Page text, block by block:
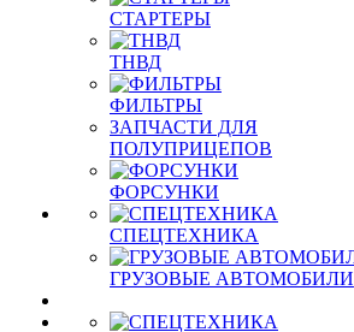
СТАРТЕРЫ
ТНВД
ФИЛЬТРЫ
ЗАПЧАСТИ ДЛЯ
ПОЛУПРИЦЕПОВ
ФОРСУНКИ
СПЕЦТЕХНИКА
ГРУЗОВЫЕ АВТОМОБИЛИ